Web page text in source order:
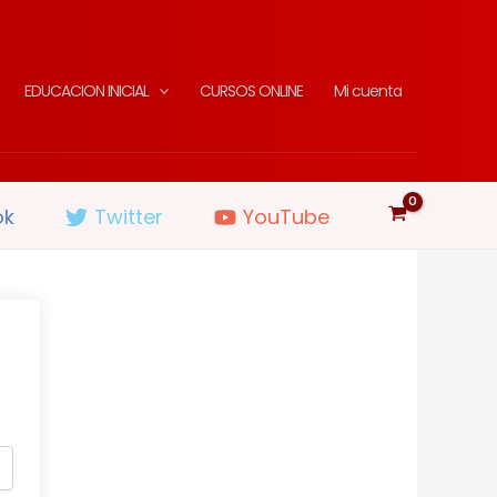
EDUCACION INICIAL CURSOS ONLINE Mi cuenta
Twitter YouTube